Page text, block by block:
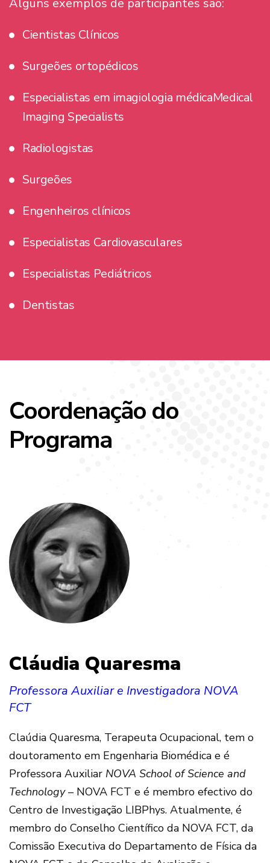
Alguns exemplos de participantes são:
Cientistas Clínicos
Surgeões ortopédicos
Especialistas em imagiologia médicaMedical
Imaging Specialists
Radiologistas
Surgeões
Engenheiros clínicos
Especialistas Cardiovasculares
Especialistas Pediátricos
Dentistas
Coordenação do
Programa
Cláudia Quaresma
Professora Auxiliar e Investigadora NOVA
FCT
Claúdia Quaresma, Terapeuta Ocupacional, tem o
doutoramento em Engenharia Biomédica e é
Professora Auxiliar NOVA School of Science and
Technology– NOVA FCT e é membro efectivo do
Centro de Investigação LIBPhys. Atualmente, é
membro do Conselho Científico da NOVA FCT, da
Comissão Executiva do Departamento de Física da